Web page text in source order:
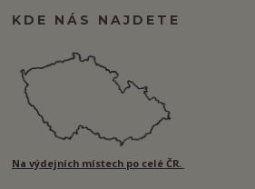
KDE NÁS NAJDETE
Na výdejních místech po celé ČR.